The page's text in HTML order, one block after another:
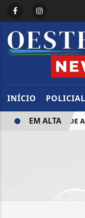
INÍCIO POLICIAL
QUE PODE
EM ALTA